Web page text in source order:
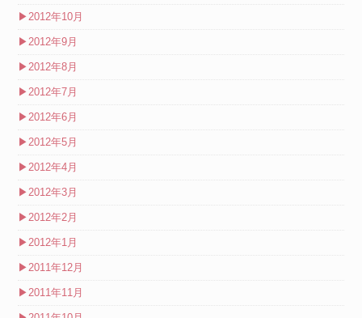
▶2012年10月
▶2012年9月
▶2012年8月
▶2012年7月
▶2012年6月
▶2012年5月
▶2012年4月
▶2012年3月
▶2012年2月
▶2012年1月
▶2011年12月
▶2011年11月